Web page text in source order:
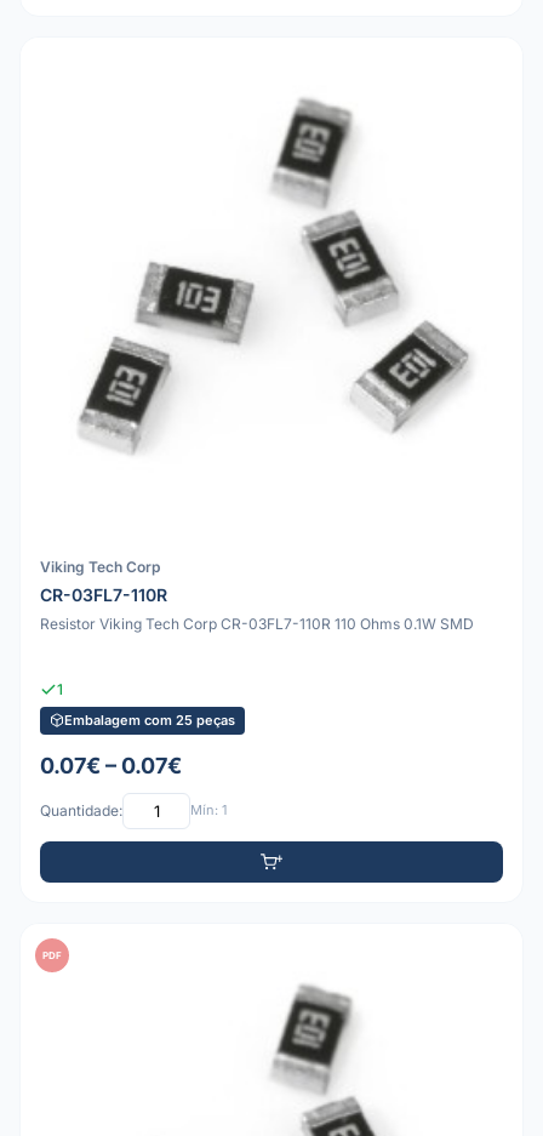
Viking Tech Corp
CR-03FL7-110R
Resistor Viking Tech Corp CR-03FL7-110R 110 Ohms 0.1W SMD
1
Embalagem com 25 peças
0.07€ – 0.07€
Quantidade: Mín: 1
PDF